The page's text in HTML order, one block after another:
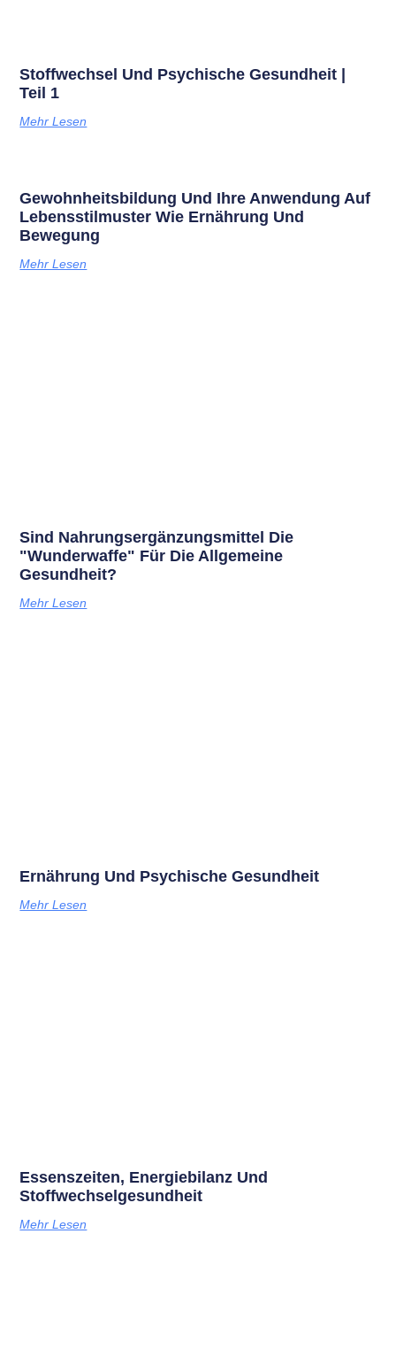
Stoffwechsel Und Psychische Gesundheit |
Teil 1
Mehr Lesen
Gewohnheitsbildung Und Ihre Anwendung Auf
Lebensstilmuster Wie Ernährung Und
Bewegung
Mehr Lesen
Sind Nahrungsergänzungsmittel Die
"Wunderwaffe" Für Die Allgemeine
Gesundheit?
Mehr Lesen
Ernährung Und Psychische Gesundheit
Mehr Lesen
Essenszeiten, Energiebilanz Und
Stoffwechselgesundheit
Mehr Lesen